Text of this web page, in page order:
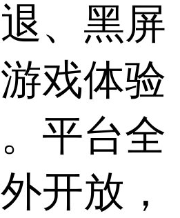
、黑屏
戏体验
平台全
开放，